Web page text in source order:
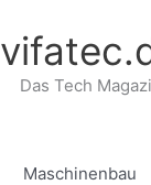
Das Tech
Maschinenbau